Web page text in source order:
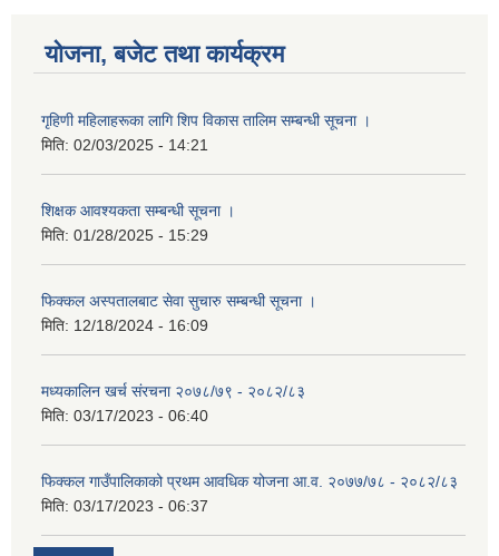
योजना, बजेट तथा कार्यक्रम
गृहिणी महिलाहरूका लागि शिप विकास तालिम सम्बन्धी सूचना ‌।
मिति: 02/03/2025 - 14:21
शिक्षक आवश्यकता सम्बन्धी सूचना ।
मिति: 01/28/2025 - 15:29
फिक्कल अस्पतालबाट सेवा सुचारु सम्बन्धी सूचना ।
मिति: 12/18/2024 - 16:09
मध्यकालिन खर्च संरचना २०७८/७९ - २०८२/८३
मिति: 03/17/2023 - 06:40
फिक्कल गाउँपालिकाको प्रथम आवधिक योजना आ.व. २०७७/७८ - २०८२/८३
मिति: 03/17/2023 - 06:37